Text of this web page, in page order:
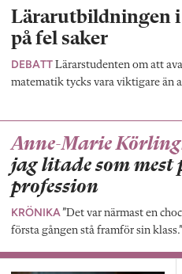
Lärarutbildningen
på fel saker
DEBATT Lärarstudenten om att
matematik tycks vara viktigare än
Anne-Marie
jag litade som mest
profession
KRÖNIKA ”Det var närmast en
första gången stå framför sin klass.”